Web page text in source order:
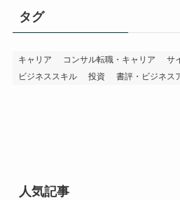
タグ
キャリア コンサル転職・キャリア
サ
ビジネススキル
投資 書評・ビジネス
人気記事